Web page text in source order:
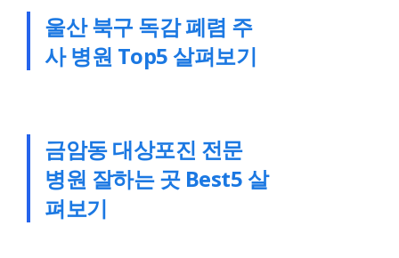
울산 북구 독감 폐렴 주
사 병원 Top5 살펴보기
금암동 대상포진 전문
병원 잘하는 곳 Best5 살
펴보기